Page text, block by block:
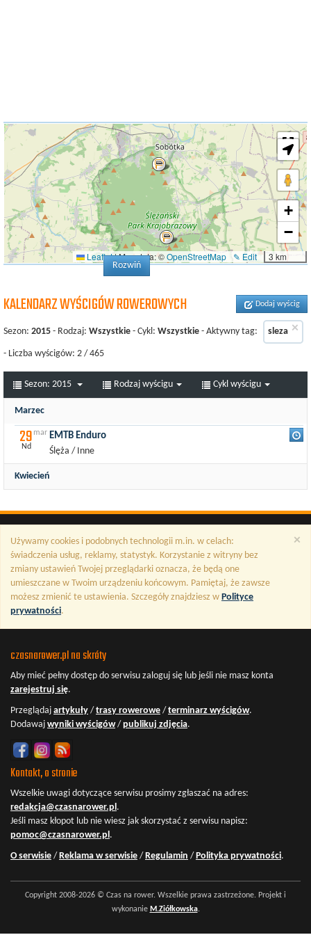
+
−
3 km
✎ Edit
Leaflet|Map data: ©OpenStreetMap
Rozwiń
KALENDARZ WYŚCIGÓW ROWEROWYCH Dodaj wyścig
Sezon: 2015 - Rodzaj: Wszystkie - Cykl: Wszystkie - Aktywny tag: sleza ×
- Liczba wyścigów: 2 / 465
Sezon: 2015 Rodzaj wyścigu Cykl wyścigu
Marzec
29 mar
Nd
EMTB Enduro
Ślęża / Inne
Kwiecień
So
Sobótka / Inne
×
Używamy cookies i podobnych technologii m.in. w celach:
świadczenia usług, reklamy, statystyk. Korzystanie z witryny bez
zmiany ustawień Twojej przeglądarki oznacza, że będą one
umieszczane w Twoim urządzeniu końcowym. Pamiętaj, że zawsze
możesz zmienić te ustawienia. Szczegóły znajdziesz w Polityce
prywatności.
czasnarower.pl na skróty
Aby mieć pełny dostęp do serwisu zaloguj się lub jeśli nie masz konta
zarejestruj się.
Przeglądaj artykuły / trasy rowerowe / terminarz wyścigów.
Dodawaj wyniki wyścigów/ publikuj zdjęcia.
Kontakt, o stronie
Wszelkie uwagi dotyczące serwisu prosimy zgłaszać na adres:
redakcja@czasnarower.pl.
Jeśli masz kłopot lub nie wiesz jak skorzystać z serwisu napisz:
pomoc@czasnarower.pl.
O serwisie / Reklama w serwisie / Regulamin / Polityka prywatności.
Copyright 2008-2026 © Czas na rower. Wszelkie prawa zastrzeżone. Projekt i
wykonanie M.Ziółkowska.